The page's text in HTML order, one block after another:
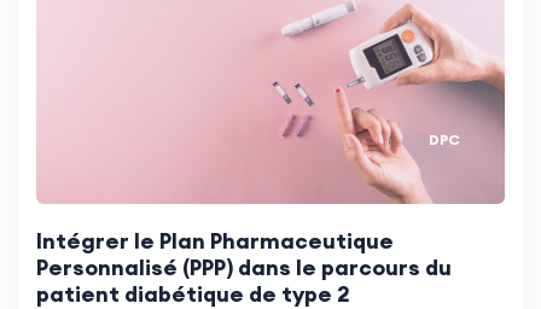
DPC
Intégrer le Plan Pharmaceutique
Personnalisé (PPP) dans le parcours du
patient diabétique de type 2